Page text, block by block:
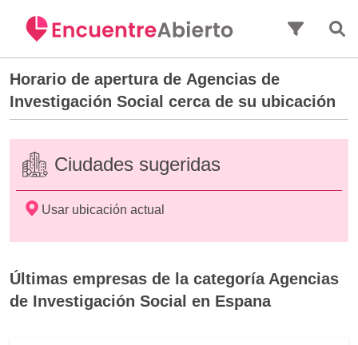
Horario de apertura de Agencias de
Investigación Social cerca de su ubicación
Ciudades sugeridas
Usar ubicación actual
Últimas empresas de la categoría Agencias
de Investigación Social en Espana